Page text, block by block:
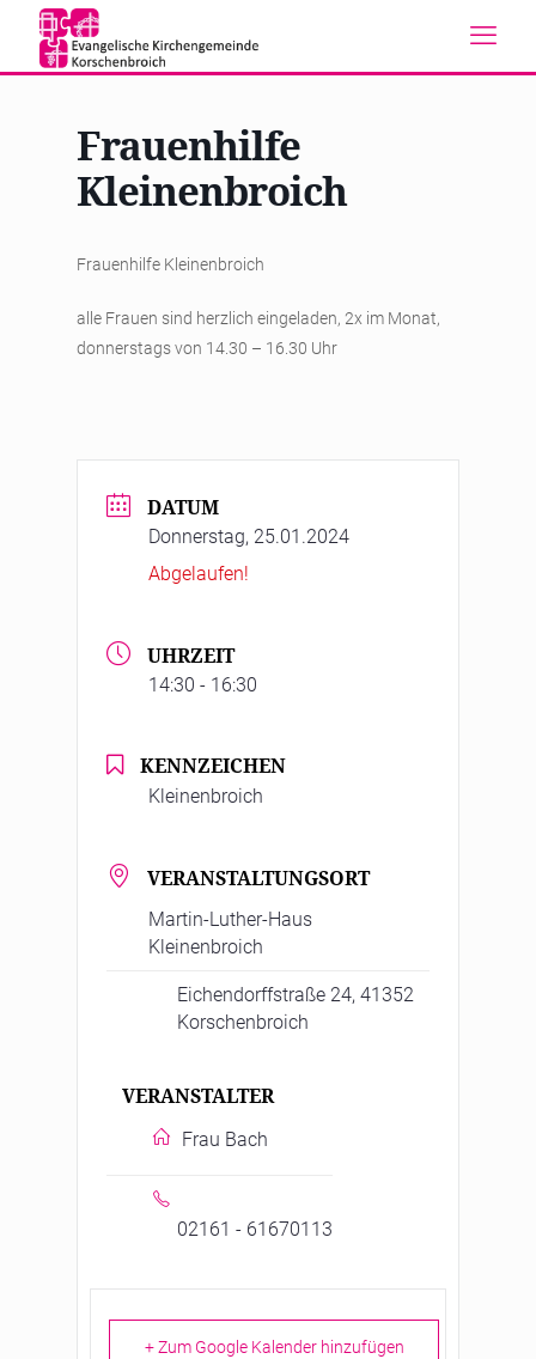
Frauenhilfe
Kleinenbroich
Frauenhilfe Kleinenbroich
alle Frauen sind herzlich eingeladen, 2x im Monat,
donnerstags von 14.30 – 16.30 Uhr
DATUM
Donnerstag, 25.01.2024
Abgelaufen!
UHRZEIT
14:30 - 16:30
KENNZEICHEN
Kleinenbroich
VERANSTALTUNGSORT
Martin-Luther-Haus
Kleinenbroich
Eichendorffstraße 24, 41352
Korschenbroich
VERANSTALTER
Frau Bach
02161 - 61670113
+ Zum Google Kalender hinzufügen